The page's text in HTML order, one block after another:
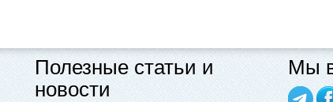
Полезные статьи и
новости
Мы